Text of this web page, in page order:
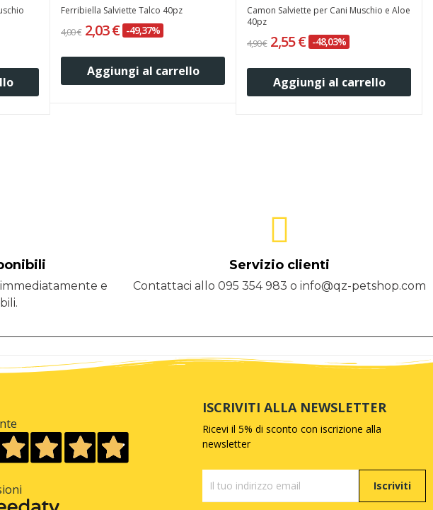
Ferribiella Salviette Talco 40pz
4,00 € 2,03 € -49,37%
Aggiungi al carrello
Camon Salviette per Cani Muschio e Aloe
40pz
4,90 € 2,55 € -48,03%
Aggiungi al carrello
e
Servizio clienti
Contattaci allo 095 354 983 o info@qz-petshop.com
ISCRIVITI ALLA NEWSLETTER
Ricevi il 5% di sconto con iscrizione alla
newsletter
Iscriviti